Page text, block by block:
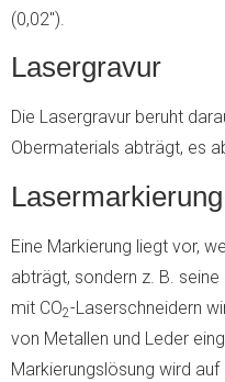
(0,02″).
Lasergravur
Die Lasergravur beruht
Obermaterials abträgt, es
Lasermarkierung
Eine Markierung liegt vor,
abträgt, sondern z. B.
mit CO2-Laserschneidern
von Metallen und Leder
Markierungslösung wird